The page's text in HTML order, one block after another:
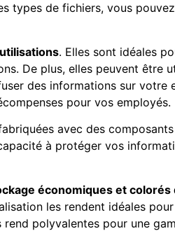
types de fichiers, vous
. Elles sont idéales
De plus, elles peuvent être
des informations sur
pour vos employés.
avec des
à protéger vos
économiques et
les rendent idéales
polyvalentes pour une